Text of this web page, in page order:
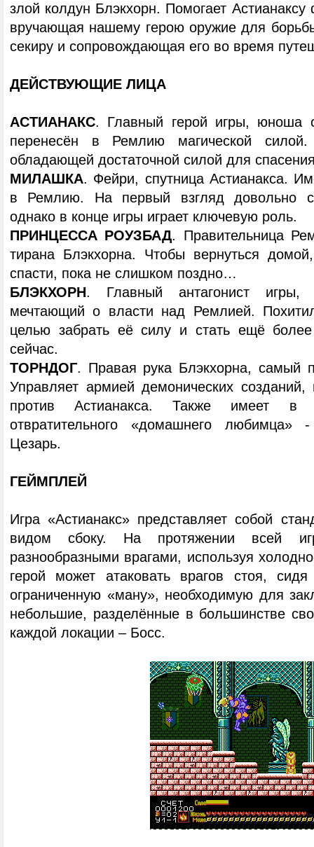
злой колдун Блэкхорн. Помогает
вручающая нашему герою оружие для
секиру и сопровождающая его во время
ДЕЙСТВУЮЩИЕ ЛИЦА
АСТИАНАКС. Главный герой игры, юноша
перенесён в Ремлию магической силой.
обладающей достаточной силой для
МИЛАШКА. Фейри, спутница Астианакса.
в Ремлию. На первый взгляд довольно
однако в конце игры играет ключевую роль.
ПРИНЦЕССА РОУЗБАД. Правительница
тирана Блэкхорна. Чтобы вернуться
спасти, пока не слишком поздно…
БЛЭКХОРН. Главный антагонист игры,
мечтающий о власти над Ремлией.
целью забрать её силу и стать ещё
сейчас.
ТОРНДОГ. Правая рука Блэкхорна, самый
Управляет армией демонических
против Астианакса. Также имеет в
отвратительного «домашнего
Цезарь.
ГЕЙМПЛЕЙ
Игра «Астианакс» представляет собой
видом сбоку. На протяжении всей
разнообразными врагами, используя
герой может атаковать врагов стоя,
ограниченную «ману», необходимую для
небольшие, разделённые в большинстве
каждой локации – Босс.